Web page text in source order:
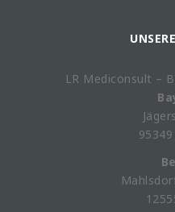
LR Mediconsult –